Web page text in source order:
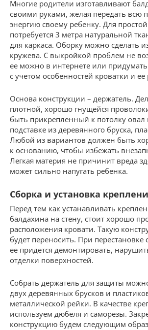
Многие родители изготавливают
своими руками, желая передать всю
энергию своему ребенку. Для
потребуется 3 метра натуральной
для каркаса. Оборку можно сделать
кружева. С выкройкой проблем не
ее можно в интернете или придумать
с учетом особенностей кроватки и
Основа конструкции – держатель.
плотной, хорошо гнущейся
быть прикрепленный к потолку овал
подставке из деревянного бруска,
Любой из вариантов должен быть
к основанию, чтобы избежать
Легкая материя не причинит вреда
может сильно напугать ребенка.
Сборка и установка
Перед тем как устанавливать
балдахина на стену, стоит хорошо
расположения кровати. Такую
будет переносить. При перестановке
ее придется демонтировать,
отделки поверхностей.
Собрать держатель для защиты
двух деревянных брусков и
металлической рейки. В качестве
используем дюбеля и саморезы.
конструкцию будем следующим